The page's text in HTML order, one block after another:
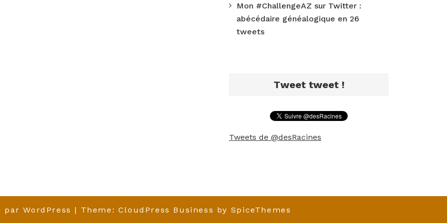
Mon #ChallengeAZ sur Twitter :
abécédaire généalogique en 26
tweets
Tweet tweet !
Tweets de @desRacines
parWordPress | Theme: CloudPress Business by SpiceThemes